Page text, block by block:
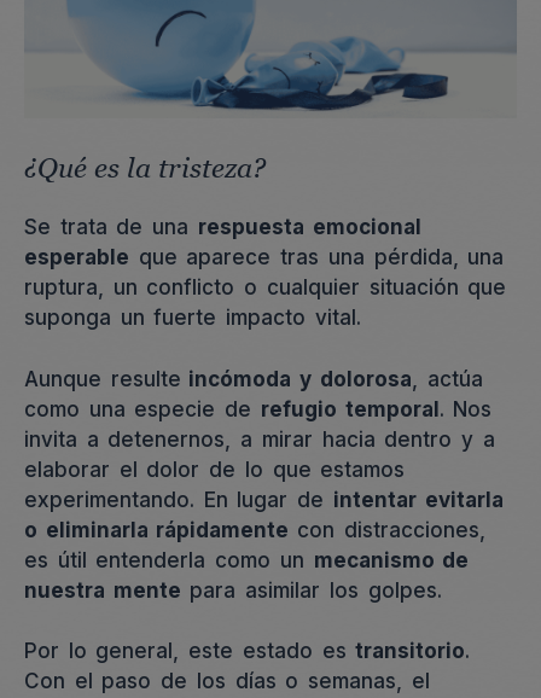
¿Qué es la tristeza?
Se trata de una respuesta emocional
esperable que aparece tras una pérdida, una
ruptura, un conflicto o cualquier situación que
suponga un fuerte impacto vital.
Aunque resulte incómoda y dolorosa , actúa
como una especie de refugio temporal. Nos
invita a detenernos, a mirar hacia dentro y a
elaborar el dolor de lo que estamos
experimentando. En lugar de intentar evitarla
o eliminarla rápidamente con distracciones,
es útil entenderla como un mecanismo de
nuestra mente para asimilar los golpes.
Por lo general, este estado estransitorio.
Con el paso de los días o semanas, el